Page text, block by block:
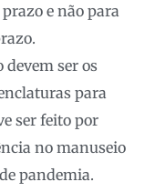
e não para
ser os
para
ser feito por
no manuseio
pandemia.